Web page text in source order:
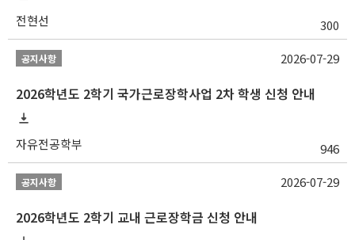
전현선 300
공지사항
2026학년도 2학기 국가근로장학사업 2차 학생 신청 안내
자유전공학부 946
2026-07-29
공지사항
2026학년도 2학기 교내 근로장학금 신청 안내
2026-07-29